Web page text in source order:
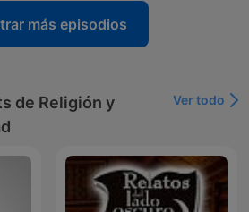
más episodios
de Religión y
Ver todo